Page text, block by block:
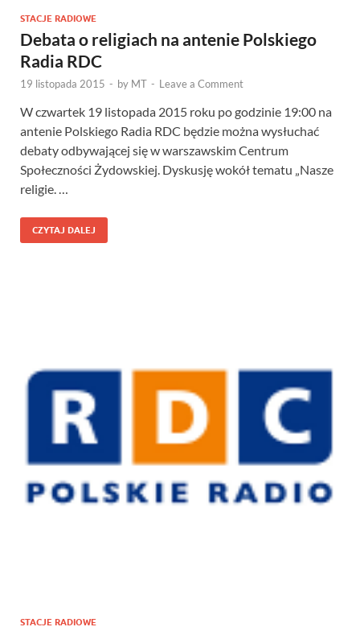
STACJE RADIOWE
Debata o religiach na antenie Polskiego
Radia RDC
19 listopada 2015 - by MT - Leave a Comment
W czwartek 19 listopada 2015 roku po godzinie 19:00 na
antenie Polskiego Radia RDC będzie można wysłuchać
debaty odbywającej się w warszawskim Centrum
Społeczności Żydowskiej. Dyskusję wokół tematu „Nasze
religie. …
CZYTAJ DALEJ
STACJE RADIOWE